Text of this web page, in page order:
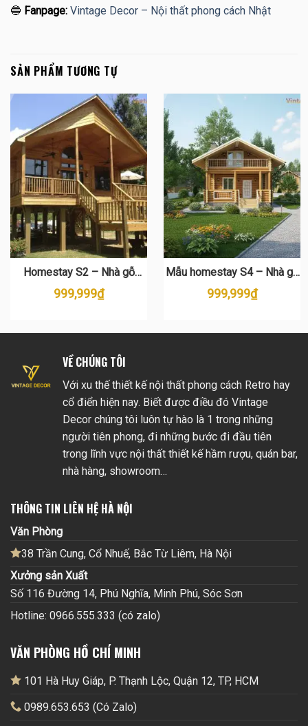
🔵 Fanpage: Vintage Decor – Nội thất phong cách Nhật
SẢN PHẨM TƯƠNG TỰ
Homestay S2 – Nhà gỗ
homestay trên cao đẹp cho
khu nghỉ dưỡng
999,999₫
Mẫu homestay S4 – Nhà gỗ
2 tầng giữa vườn xanh, lý
tưởng để nghỉ dưỡng & kinh
999,999₫
VỀ CHÚNG TÔI
Với xu thế thiết kế nội thất phong cách Retro hay
cổ điển hiện nay. Biết được điều đó Vintage
Decor chúng tôi luôn tự hào là 1 trong những
người tiên phong, đi những bước đi đầu tiên
trong lĩnh vực nội thất thiết kế hầm rượu, quán bar,
nhà hàng, showroom…
THÔNG TIN LIÊN HỆ HÀ NỘI
Văn Phòng
38 Trần Cung, Cổ Nhuế, Bắc Từ Liêm, Hà Nội
Xưởng sản Xuất
Số 116 Đường 14, Phú Nghĩa, Minh Phú, Sóc Sơn
Hotline: 0966.555.333 (có zalo)
VĂN PHÒNG HỒ CHÍ MINH
101 Hà Huy Giáp, P. Thạnh Lộc, Quận 12, TP, HCM
0989.653.653 (Có Zalo)